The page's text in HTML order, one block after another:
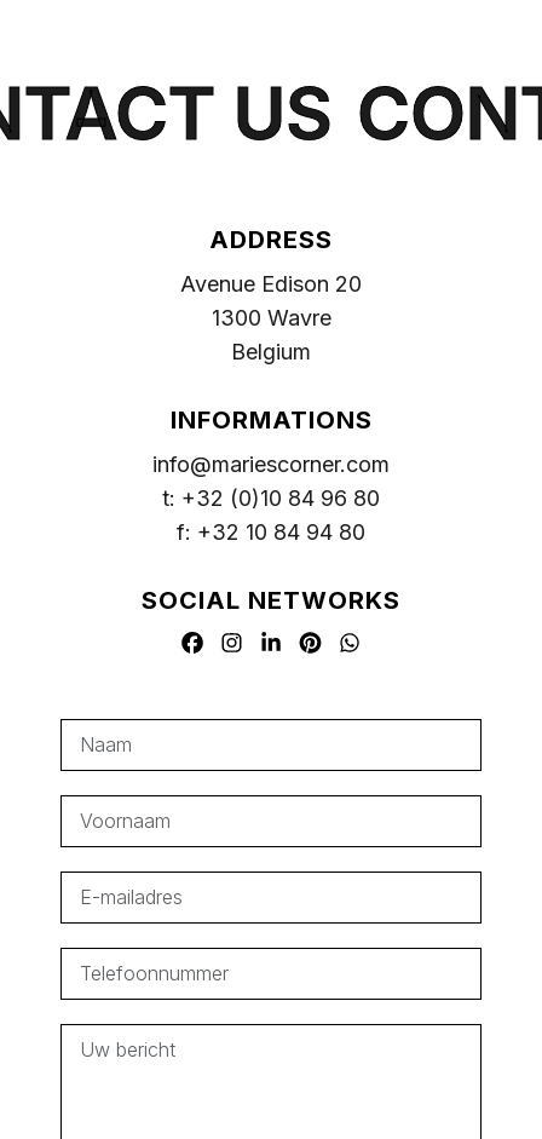
US
ADDRESS
Avenue Edison 20
1300 Wavre
Belgium
INFORMATIONS
info@mariescorner.com
t: +32 (0)10 84 96 80
f: +32 10 84 94 80
SOCIAL NETWORKS